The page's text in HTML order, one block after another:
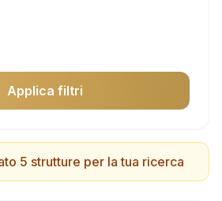
Applica filtri
5 strutture per la tua ricerca